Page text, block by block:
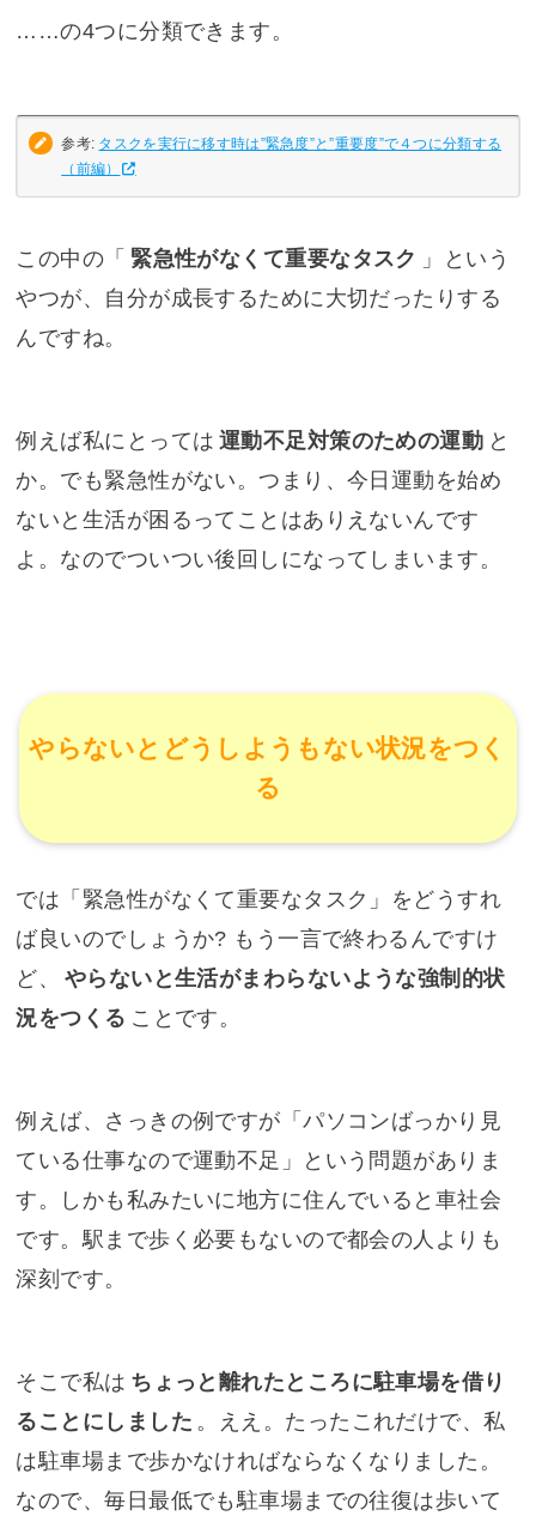
……の4つに分類できます。
参考: タスクを実行に移す時は”緊急度”と”重要度”で４つに分類する
（前編）
この中の「 緊急性がなくて重要なタスク 」という
やつが、自分が成長するために大切だったりする
んですね。
例えば私にとっては 運動不足対策のための運動 と
か。でも緊急性がない。つまり、今日運動を始め
ないと生活が困るってことはありえないんです
よ。なのでついつい後回しになってしまいます。
やらないとどうしようもない状況をつく
る
では「緊急性がなくて重要なタスク」をどうすれ
ば良いのでしょうか? もう一言で終わるんですけ
ど、
やらないと生活がまわらないような強制的状
況をつくる ことです。
例えば、さっきの例ですが「パソコンばっかり見
ている仕事なので運動不足」という問題がありま
す。しかも私みたいに地方に住んでいると車社会
です。駅まで歩く必要もないので都会の人よりも
深刻です。
そこで私は ちょっと離れたところに駐車場を借り
ることにしました 。ええ。たったこれだけで、私
は駐車場まで歩かなければならなくなりました。
なので、毎日最低でも駐車場までの往復は歩いて